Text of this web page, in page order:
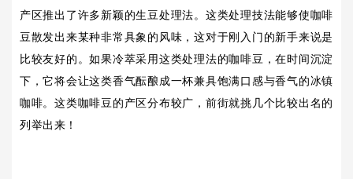
产区推出了许多新颖的生豆处理法。这类处理技法能够使咖啡
豆散发出来某种非常具象的风味，这对于刚入门的新手来说是
比较友好的。如果冷萃采用这类处理法的咖啡豆，在时间沉淀
下，它将会让这类香气酝酿成一杯兼具饱满口感与香气的冰镇
咖啡。这类咖啡豆的产区分布较广，前街就挑几个比较出名的
列举出来！